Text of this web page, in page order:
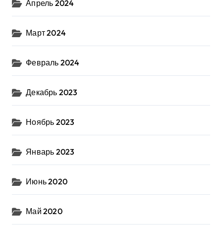
Апрель 2024
Март 2024
Февраль 2024
Декабрь 2023
Ноябрь 2023
Январь 2023
Июнь 2020
Май 2020